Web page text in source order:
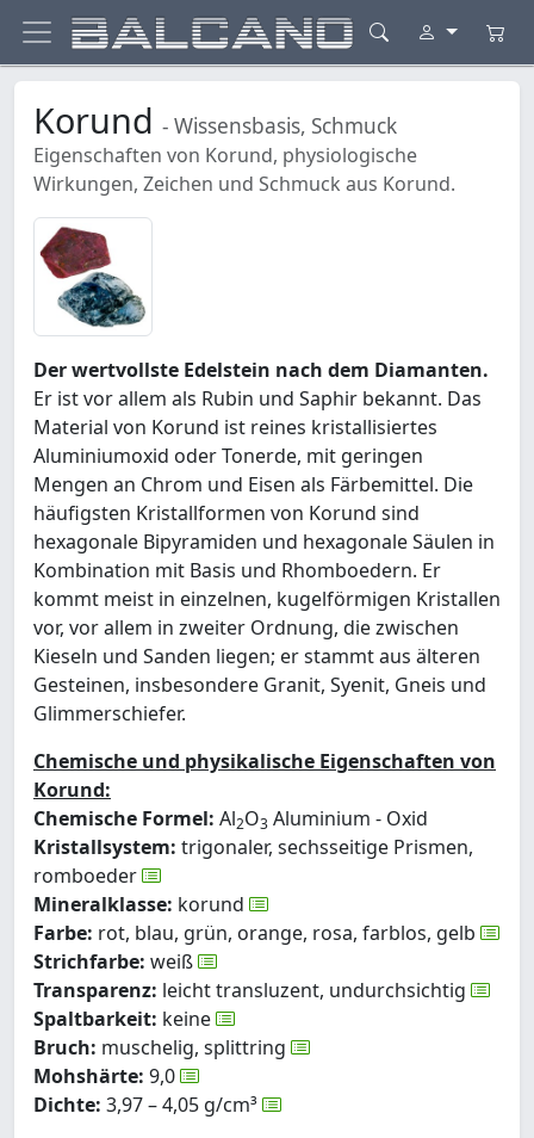
Korund - Wissensbasis, Schmuck
Eigenschaften von Korund, physiologische
Wirkungen, Zeichen und Schmuck aus Korund.
Der wertvollste Edelstein nach dem Diamanten.
Er ist vor allem als Rubin und Saphir bekannt. Das
Material von Korund ist reines kristallisiertes
Aluminiumoxid oder Tonerde, mit geringen
Mengen an Chrom und Eisen als Färbemittel. Die
häufigsten Kristallformen von Korund sind
hexagonale Bipyramiden und hexagonale Säulen in
Kombination mit Basis und Rhomboedern. Er
kommt meist in einzelnen, kugelförmigen Kristallen
vor, vor allem in zweiter Ordnung, die zwischen
Kieseln und Sanden liegen; er stammt aus älteren
Gesteinen, insbesondere Granit, Syenit, Gneis und
Glimmerschiefer.
Chemische und physikalische Eigenschaften von
Korund:
Chemische Formel: Al2O3 Aluminium - Oxid
Kristallsystem: trigonaler, sechsseitige Prismen,
romboeder
Mineralklasse: korund
Farbe: rot, blau, grün, orange, rosa, farblos, gelb
Strichfarbe: weiß
Transparenz: leicht transluzent, undurchsichtig
Spaltbarkeit: keine
Bruch: muschelig, splittring
Mohshärte: 9,0
Dichte: 3,97 – 4,05 g/cm³